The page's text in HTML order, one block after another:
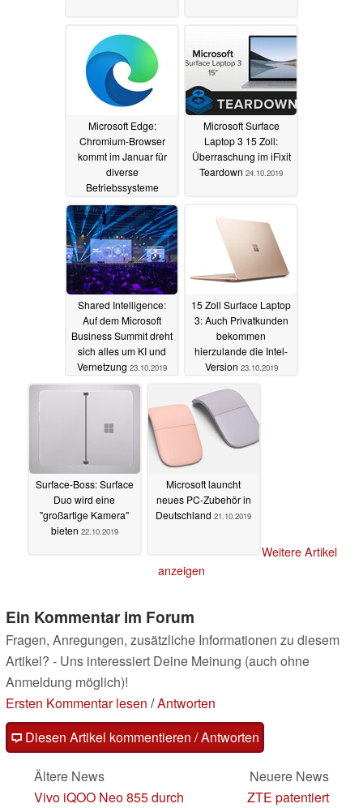
Microsoft Edge:
Chromium-Browser
kommt im Januar für
diverse
Betriebssysteme
04.11.2019
Microsoft Surface
Laptop 3 15 Zoll:
Überraschung im iFixit
Teardown 24.10.2019
Shared Intelligence:
Auf dem Microsoft
Business Summit dreht
sich alles um KI und
Vernetzung 23.10.2019
15 Zoll Surface Laptop
3: Auch Privatkunden
bekommen
hierzulande die Intel-
Version 23.10.2019
Surface-Boss: Surface
Duo wird eine
"großartige Kamera"
bieten 22.10.2019
Microsoft launcht
neues PC-Zubehör in
Deutschland 21.10.2019
Weitere Artikel
anzeigen
Ein Kommentar im Forum
Fragen, Anregungen, zusätzliche Informationen zu diesem
Artikel? - Uns interessiert Deine Meinung (auch ohne
Anmeldung möglich)!
Ersten Kommentar lesen /Antworten
Diesen Artikel kommentieren / Antworten
Ältere News
Vivo iQOO Neo 855 durch
Neuere News
ZTE patentiert